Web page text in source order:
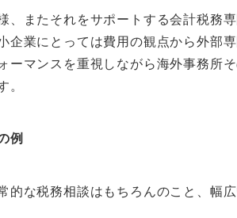
、またそれをサポートする会計税務
企業にとっては費用の観点から外部
ーマンスを重視しながら海外事務所
例
的な税務相談はもちろんのこと、幅